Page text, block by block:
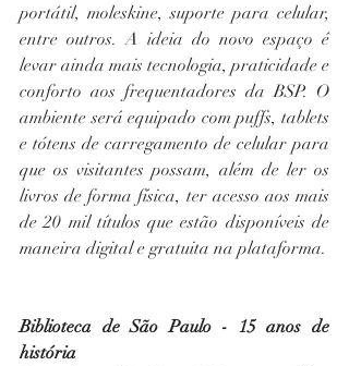
portátil, moleskine, suporte para celular,
entre outros. A ideia do novo espaço é
levar ainda mais tecnologia, praticidade e
conforto aos frequentadores da BSP. O
ambiente será equipado com puffs, tablets
e tótens de carregamento de celular para
que os visitantes possam, além de ler os
livros de forma física, ter acesso aos mais
de 20 mil títulos que estão disponíveis de
maneira digital e gratuita na plataforma.
Biblioteca de São Paulo - 15 anos de
história